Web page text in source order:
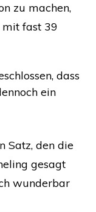
zu machen,
fast 39
dass
ein
Satz, den die
gesagt
wunderbar